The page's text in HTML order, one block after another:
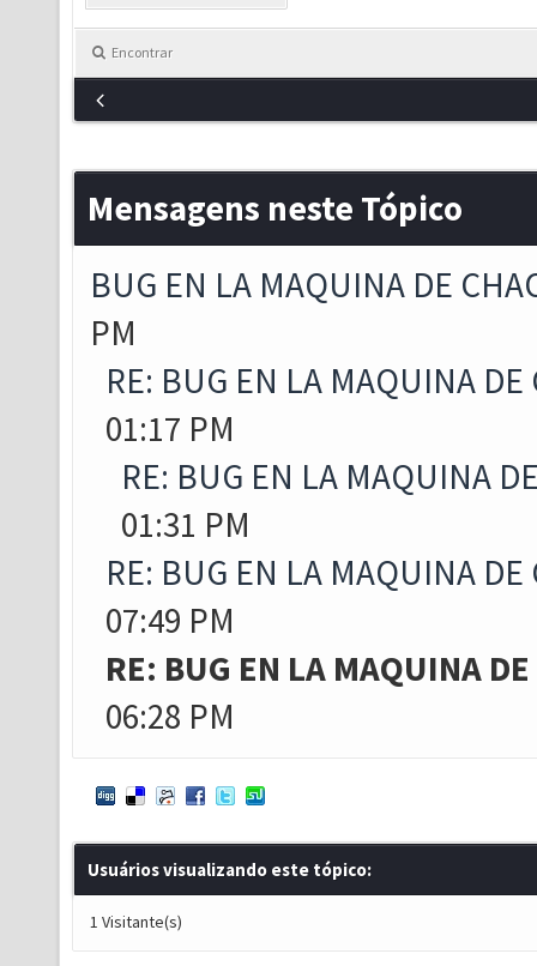
Encontrar
Mensagens neste Tópico
BUG EN LA MAQUINA DE
PM
RE: BUG EN LA MAQUINA DE
01:17 PM
RE: BUG EN LA MAQUINA
01:31 PM
RE: BUG EN LA MAQUINA DE
07:49 PM
RE: BUG EN LA MAQUINA
06:28 PM
Usuários visualizando este tópico:
1 Visitante(s)